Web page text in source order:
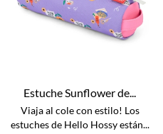
Estuche Sunflower de...
Viaja al cole con estilo! Los
estuches de Hello Hossy están...